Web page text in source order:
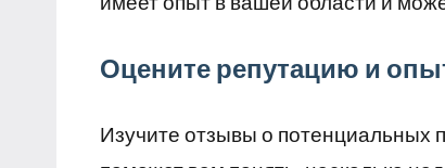
Оцените репутацию и
Изучите отзывы о потенциальных